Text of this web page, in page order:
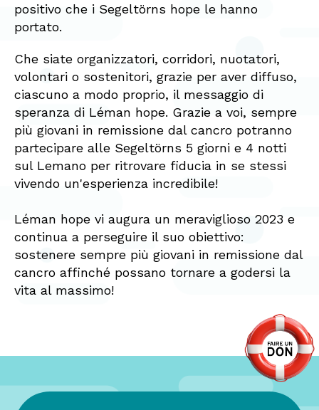
positivo che i Segeltörns hope le hanno
portato.
Che siate organizzatori, corridori, nuotatori,
volontari o sostenitori, grazie per aver diffuso,
ciascuno a modo proprio, il messaggio di
speranza di Léman hope. Grazie a voi, sempre
più giovani in remissione dal cancro potranno
partecipare alle Segeltörns 5 giorni e 4 notti
sul Lemano per ritrovare fiducia in se stessi
vivendo un'esperienza incredibile!
Léman hope vi augura un meraviglioso 2023 e
continua a perseguire il suo obiettivo:
sostenere sempre più giovani in remissione dal
cancro affinché possano tornare a godersi la
vita al massimo!